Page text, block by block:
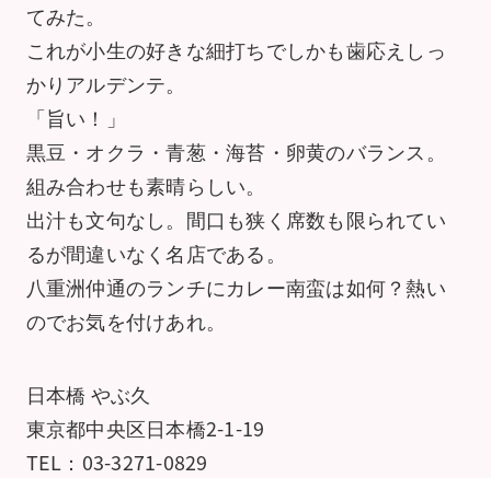
てみた。
これが小生の好きな細打ちでしかも歯応えしっ
かりアルデンテ。
「旨い！」
黒豆・オクラ・青葱・海苔・卵黄のバランス。
組み合わせも素晴らしい。
出汁も文句なし。間口も狭く席数も限られてい
るが間違いなく名店である。
八重洲仲通のランチにカレー南蛮は如何？熱い
のでお気を付けあれ。
日本橋 やぶ久
東京都中央区日本橋2-1-19
TEL：03-3271-0829